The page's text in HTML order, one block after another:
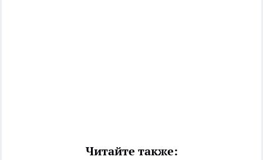
Читайте также: